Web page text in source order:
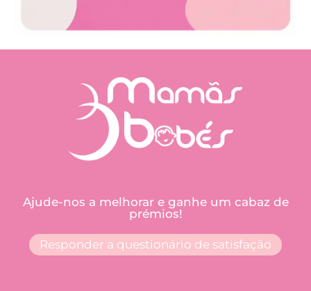
Ajude-nos a melhorar e ganhe um cabaz de
prémios!
Responder a questionário de satisfação